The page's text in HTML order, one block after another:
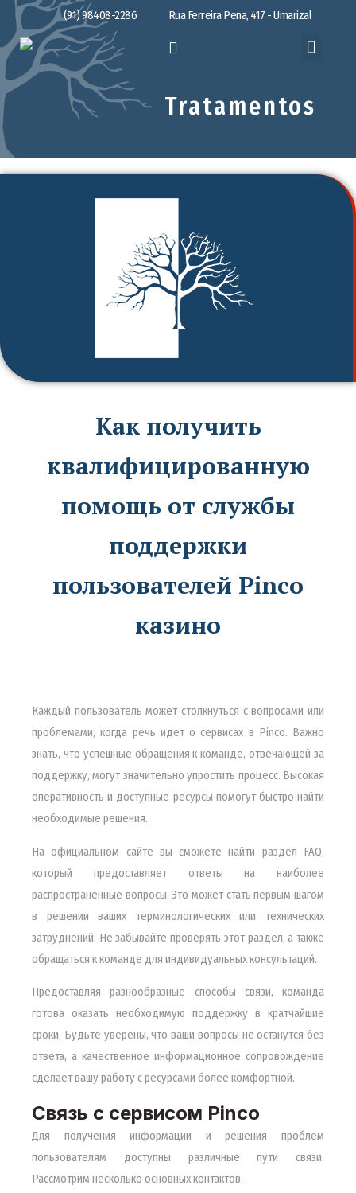
(91) 98408-2286 Rua Ferreira Pena, 417 - Umarizal
Tratamentos
Как получить
квалифицированную
помощь от службы
поддержки
пользователей Pinco
казино
Каждый пользователь может столкнуться с вопросами или
проблемами, когда речь идет о сервисах в Pinco. Важно
знать, что успешные обращения к команде, отвечающей за
поддержку, могут значительно упростить процесс. Высокая
оперативность и доступные ресурсы помогут быстро найти
необходимые решения.
На официальном сайте вы сможете найти раздел FAQ,
который предоставляет ответы на наиболее
распространенные вопросы. Это может стать первым шагом
в решении ваших терминологических или технических
затруднений. Не забывайте проверять этот раздел, а также
обращаться к команде для индивидуальных консультаций.
Предоставляя разнообразные способы связи, команда
готова оказать необходимую поддержку в кратчайшие
сроки. Будьте уверены, что ваши вопросы не останутся без
ответа, а качественное информационное сопровождение
сделает вашу работу с ресурсами более комфортной.
Связь с сервисом Pinco
Для получения информации и решения проблем
пользователям доступны различные пути связи.
Рассмотрим несколько основных контактов.